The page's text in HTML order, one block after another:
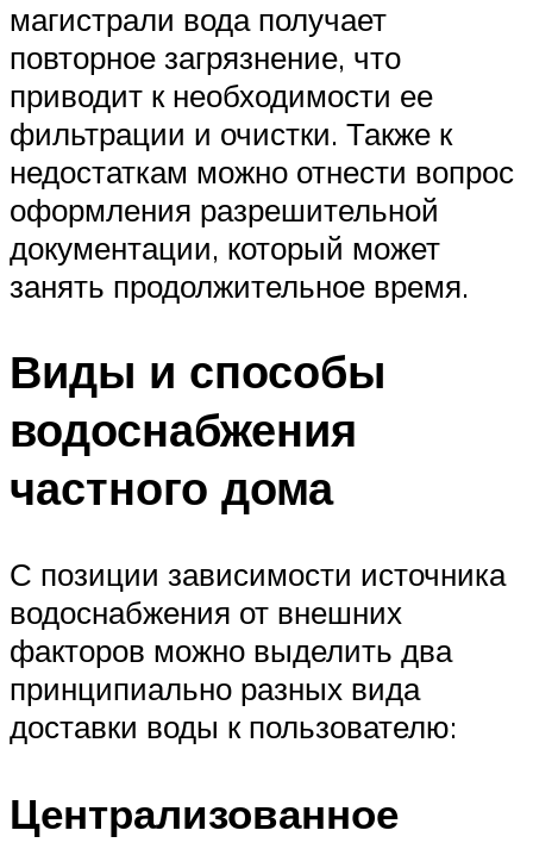
магистрали вода получает
повторное загрязнение, что
приводит к необходимости ее
фильтрации и очистки. Также к
недостаткам можно отнести вопрос
оформления разрешительной
документации, который может
занять продолжительное время.
Виды и способы
водоснабжения
частного дома
С позиции зависимости источника
водоснабжения от внешних
факторов можно выделить два
принципиально разных вида
доставки воды к пользователю:
Централизованное